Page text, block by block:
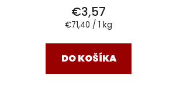
€3,57
Jednotková
€71,40 / 1 kg
DO KOŠÍKA